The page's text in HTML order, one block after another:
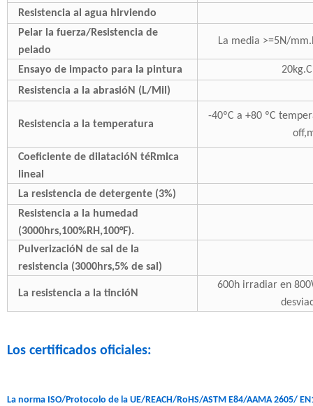
Resistencia al agua hirviendo
Pelar la fuerza/Resistencia de
pelado
La media >=5N/
Ensayo de impacto para la pintura
Resistencia a la abrasióN (L/Mil)
Resistencia a la temperatura
-40ºC a +80 ºC
Coeficiente de dilatacióN téRmica
lineal
La resistencia de detergente (3%)
Resistencia a la humedad
(3000hrs,100%RH,100°F).
PulverizacióN de sal de la
resistencia (3000hrs,5% de sal)
La resistencia a la tincióN
600h irradiar en
Los certificados oficiales:
La norma ISO/Protocolo de la UE/REACH/RoHS/ASTM E84/AAMA 2605/